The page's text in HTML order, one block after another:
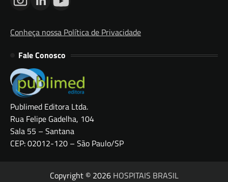
Conheça nossa Política de Privacidade
Fale Conosco
Publimed Editora Ltda.
Rua Felipe Gadelha, 104
Sala 55 – Santana
CEP: 02012-120 – São Paulo/SP
Copyright © 2026 HOSPITAIS BRASIL